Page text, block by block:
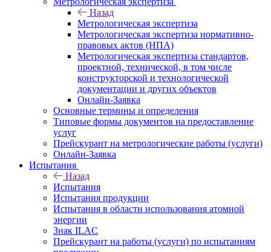
Назад
Метрологическая экспертиза
Метрологическая экспертиза нормативно-
правовых актов (НПА)
Метрологическая экспертиза стандартов,
проектной, технической, в том числе
конструкторской и технологической
документации и других объектов
Онлайн-Заявка
Основные термины и определения
Типовые формы документов на предоставление
услуг
Прейскурант на метрологические работы (услуги)
Онлайн-Заявка
Испытания
Назад
Испытания
Испытания продукции
Испытания в области использования атомной
энергии
Знак ILAC
Прейскурант на работы (услуги) по испытаниям